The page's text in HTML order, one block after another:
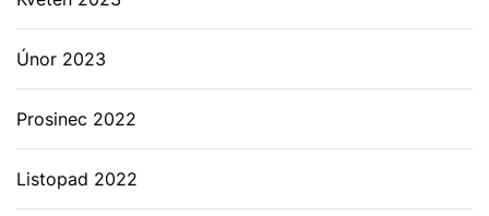
Únor 2023
Prosinec 2022
Listopad 2022